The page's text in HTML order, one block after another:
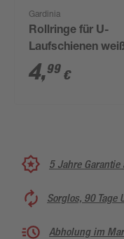
Gardinia
Rollringe für U-
Laufschienen
Kunststoff 20
4,99 €
5 Jahre
Sorglos, 90 Tage
Abholung im